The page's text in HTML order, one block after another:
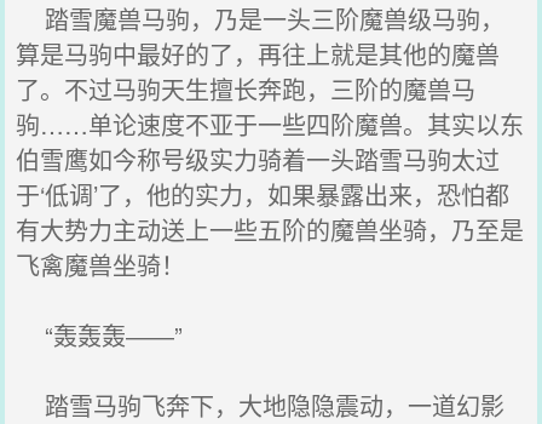
踏雪魔兽马驹，乃是一头三阶魔兽级马驹，
算是马驹中最好的了，再往上就是其他的魔兽
了。不过马驹天生擅长奔跑，三阶的魔兽马
驹……单论速度不亚于一些四阶魔兽。其实以东
伯雪鹰如今称号级实力骑着一头踏雪马驹太过
于‘低调’了，他的实力，如果暴露出来，恐怕都
有大势力主动送上一些五阶的魔兽坐骑，乃至是
飞禽魔兽坐骑！
“轰轰轰――”
踏雪马驹飞奔下，大地隐隐震动，一道幻影